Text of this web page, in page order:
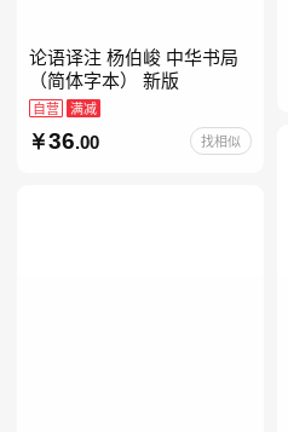
论语译注 杨伯峻 中华书局
（简体字本） 新版
自营 满减
36.00 找相似